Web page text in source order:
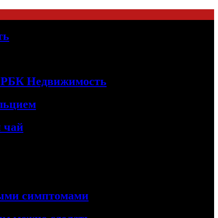
РБК Недвижимость
чай
симптомами